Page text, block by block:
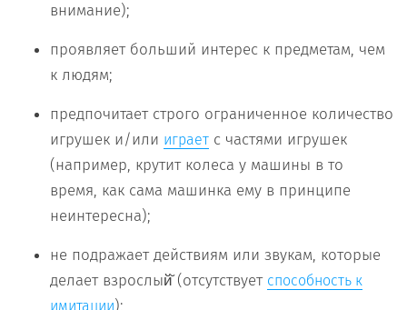
внимание);
проявляет больший интерес к предметам, чем
к людям;
предпочитает строго ограниченное количество
игрушек и/или играет с частями игрушек
(например, крутит колеса у машины в то
время, как сама машинка ему в принципе
неинтересна);
не подражает действиям или звукам, которые
делает взрослый̆ (отсутствует способность к
имитации);